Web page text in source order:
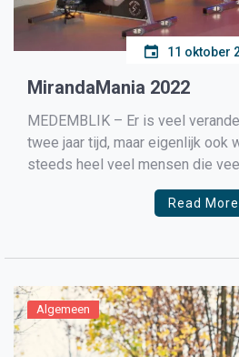
11 oktober
MirandaMania 2022
MEDEMBLIK – Er is veel
twee jaar tijd, maar eigenlijk ook
steeds heel veel mensen die
omdat ze ziek zijn. De
bitter hard nodig om onderzoek
Read More
Algemeen